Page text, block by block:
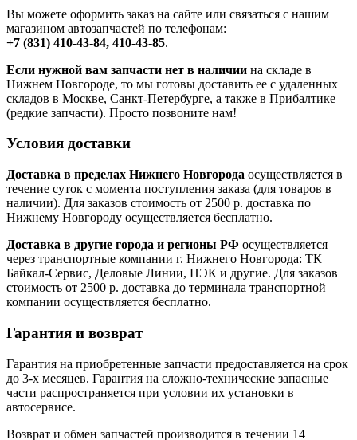
Вы можете оформить заказ на сайте или связаться с нашим
магазином автозапчастей по телефонам:
+7 (831) 410-43-84, 410-43-85.
Если нужной вам запчасти нет в наличии на складе в
Нижнем Новгороде, то мы готовы доставить ее с удаленных
складов в Москве, Санкт-Петербурге, а также в Прибалтике
(редкие запчасти). Просто позвоните нам!
Условия доставки
Доставка в пределах Нижнего Новгорода осуществляется в
течение суток с момента поступления заказа (для товаров в
наличии). Для заказов стоимость от 2500 р. доставка по
Нижнему Новгороду осуществляется бесплатно.
Доставка в другие города и регионы РФ осуществляется
через транспортные компании г. Нижнего Новгорода: ТК
Байкал-Сервис, Деловые Линии, ПЭК и другие. Для заказов
стоимость от 2500 р. доставка до терминала транспортной
компании осуществляется бесплатно.
Гарантия и возврат
Гарантия на приобретенные запчасти предоставляется на срок
до 3-х месяцев. Гарантия на сложно-технические запасные
части распространяется при условии их установки в
автосервисе.
Возврат и обмен запчастей производится в течении 14